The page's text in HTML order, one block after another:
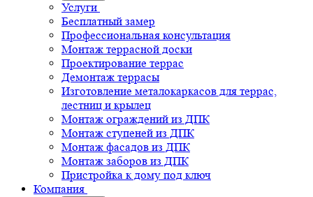
Услуги
Бесплатный замер
Профессиональная консультация
Монтаж террасной доски
Проектирование террас
Демонтаж террасы
Изготовление металокаркасов для террас,
лестниц и крылец
Монтаж ограждений из ДПК
Монтаж ступеней из ДПК
Монтаж фасадов из ДПК
Монтаж заборов из ДПК
Пристройка к дому под ключ
Компания